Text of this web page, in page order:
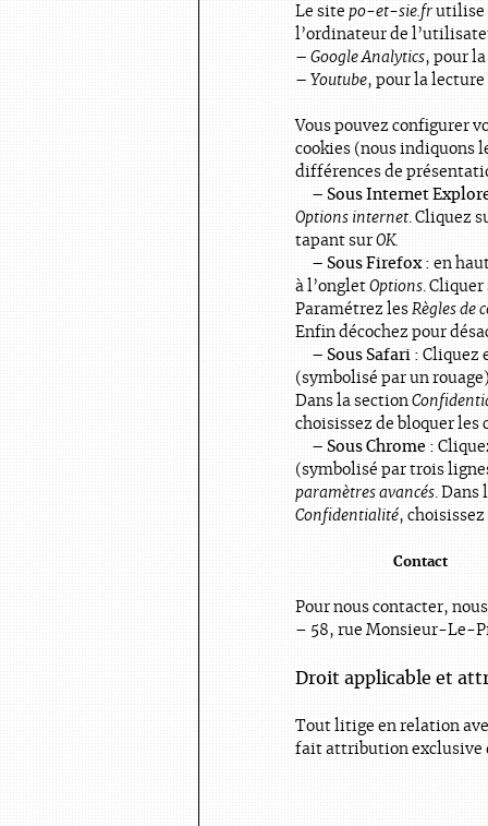
Le site po-et-sie.fr utilise
l’ordinateur de
– Google Analytics, pour
– Youtube, pour la lecture
Vous pouvez configurer
cookies (nous indiquons
différences de
– Sous Internet
Options internet . Cliquez
tapant sur OK.
– Sous Firefox : en
à l’onglet Options .
Paramétrez les Règles de
Enfin décochez pour
– Sous Safari : Cliquez
(symbolisé par un
Dans la section
choisissez de bloquer les
– Sous Chrome :
(symbolisé par trois
paramètres avancés .
Confidentialité, choisissez
Contact
Pour nous contacter,
– 58, rue Monsieur-Le-
Droit applicable et
Tout litige en relation
fait attribution exclusive